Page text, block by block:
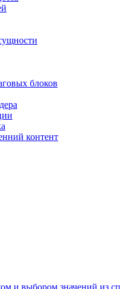
блоков
контент
и выбором значений из